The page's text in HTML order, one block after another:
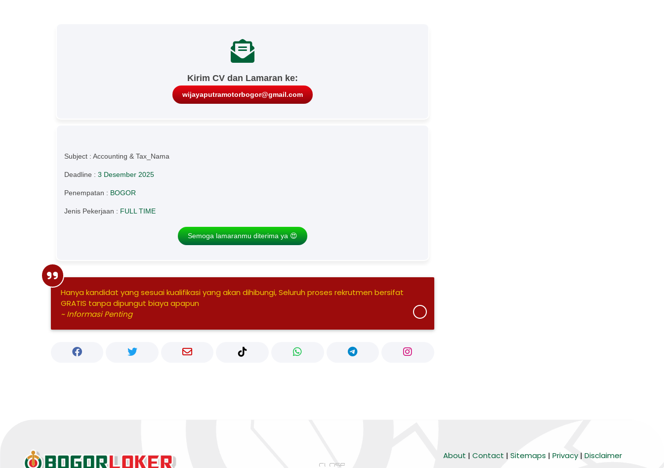
Kirim CV dan Lamaran ke:
wijayaputramotorbogor@gmail.com
Subject : Accounting & Tax_Nama
Deadline : 3 Desember 2025
Penempatan : BOGOR
Jenis Pekerjaan : FULL TIME
Semoga lamaranmu diterima ya 😍
Hanya kandidat yang sesuai kualifikasi yang akan dihibungi, Seluruh proses rekrutmen bersifat
GRATIS tanpa dipungut biaya apapun
~ Informasi Penting
About | Contact | Sitemaps | Privacy| Disclaimer